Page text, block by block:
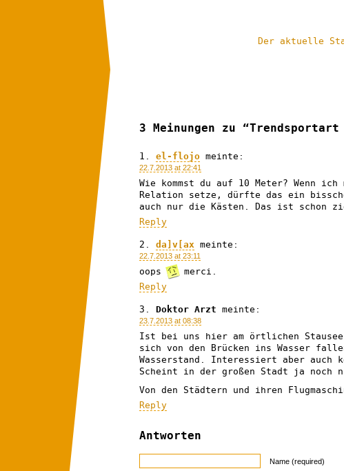
Der aktuelle
3 Meinungen zu
el-flojo meinte:
22.7.2013 at 22:41
Wie kommst du auf 10 Meter? Wenn
Relation setze, dürfte das ein
auch nur die Kästen. Das ist schon
Reply
da]v[ax meinte:
22.7.2013 at 23:11
oops
merci.
Reply
Doktor Arzt meinte:
23.7.2013 at 08:38
Ist bei uns hier am örtlichen Stausee
sich von den Brücken ins Wasser
Wasserstand. Interessiert aber auch
Scheint in der großen Stadt ja noch
Von den Städtern und ihren
Reply
Antworten
Name (required)